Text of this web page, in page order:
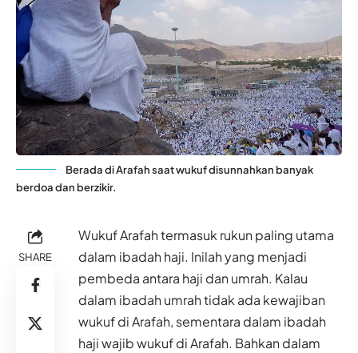
Berada di Arafah saat wukuf disunnahkan banyak
berdoa dan berzikir.
SHARE
Wukuf Arafah termasuk rukun paling utama
dalam ibadah haji. Inilah yang menjadi
pembeda antara haji dan umrah. Kalau
dalam ibadah umrah tidak ada kewajiban
wukuf di Arafah, sementara dalam ibadah
haji wajib wukuf di Arafah. Bahkan dalam